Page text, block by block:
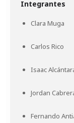
Integrantes
Clara Muga
Carlos Rico
Isaac
Jordan
Fernando